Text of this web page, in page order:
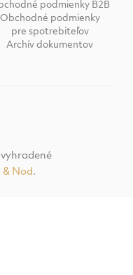
podmienky B2B
Obchodné podmienky
pre spotrebiteľov
Archív dokumentov
& Nod.